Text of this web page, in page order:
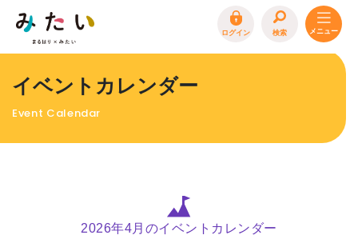
ログイン 検索
特集
イベントカレンダー
Event Calendar
2026年4月のイベントカレンダー